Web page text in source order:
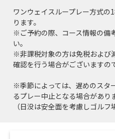
ワンウェイスループレー方式の
ります。
※ご予約の際、コース情報の備
い。
※非課税対象の方は免税および
確認を行う場合がございますの
※季節によっては、遅めのスタ
るプレー中止となる場合があり
（日没は安全面を考慮しゴルフ